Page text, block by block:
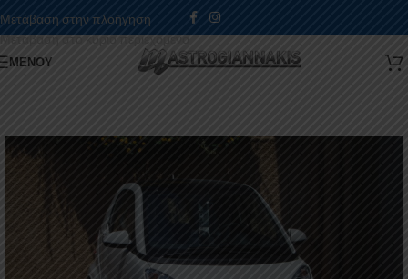
Μετάβαση στην πλοήγηση
Μετάβαση στο κύριο περιεχόμενο
ΜΕΝΟΎ